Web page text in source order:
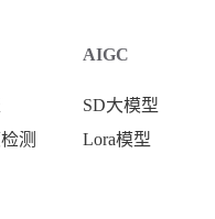
盛体质尤宜
测
AIGC
SD大模型
Lora模型